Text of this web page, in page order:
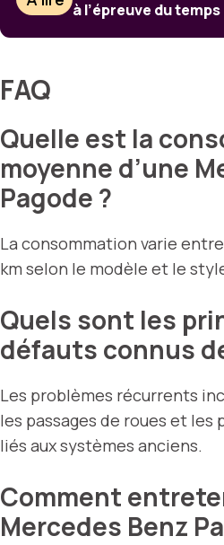
à l’épreuve du temps
FAQ
Quelle est la
moyenne d’une
Pagode ?
La consommation varie entre
km selon le modèle et le
Quels sont les
défauts connus
Les problèmes récurrents
les passages de roues et
liés aux systèmes anciens.
Comment
Mercedes Benz